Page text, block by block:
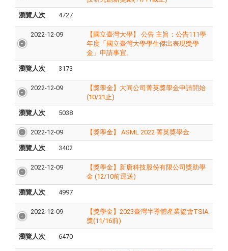
瀏覽人次 4727
2022-12-09
【國立臺灣大學】 公告 主旨：公告111學
年度「國立臺灣大學學生傑出表現獎學
金」申請事宜。
瀏覽人次 3173
2022-12-09
【獎學金】大同公司菁英獎學金申請開始
(10/31止)
瀏覽人次 5038
2022-12-09 【獎學金】 ASML 2022 菁英獎學金
瀏覽人次 3402
2022-12-09
【獎學金】新唐科技股份有限公司獎助學
金 (12/10前逕送)
瀏覽人次 4997
2022-12-09
【獎學金】2023臺灣半導體產業協會TSIA
獎(11/16前)
瀏覽人次 6470